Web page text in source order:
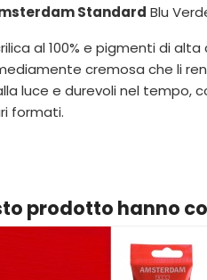
Standard Blu
al 100% e pigmenti di
cremosa che li
luce e durevoli nel
formati.
prodotto hanno